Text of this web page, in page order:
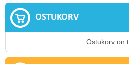
OSTUKORV
Ostukorv on